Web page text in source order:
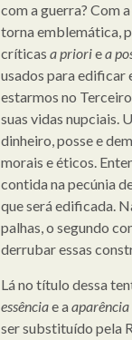
com a guerra? Com
torna emblemática,
críticas a prioriea
usados para edificar
estarmos no
suas vidas nupciais.
dinheiro, posse e
morais e éticos.
contida na pecúnia
que será edificada.
palhas, o segundo
derrubar essas
Lá no título dessa
essênciae a aparência
ser substituído pela